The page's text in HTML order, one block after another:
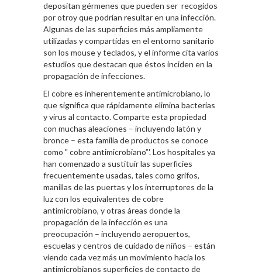
depositan gérmenes que pueden ser recogidos
por otroy que podrían resultar en una infección.
Algunas de las superficies más ampliamente
utilizadas y compartidas en el entorno sanitario
son los mouse y teclados, y el informe cita varios
estudios que destacan que éstos inciden en la
propagación de infecciones.
El cobre es inherentemente antimicrobiano, lo
que significa que rápidamente elimina bacterias
y virus al contacto. Comparte esta propiedad
con muchas aleaciones – incluyendo latón y
bronce – esta familia de productos se conoce
como " cobre antimicrobiano”'. Los hospitales ya
han comenzado a sustituir las superficies
frecuentemente usadas, tales como grifos,
manillas de las puertas y los interruptores de la
luz con los equivalentes de cobre
antimicrobiano, y otras áreas donde la
propagación de la infección es una
preocupación – incluyendo aeropuertos,
escuelas y centros de cuidado de niños – están
viendo cada vez más un movimiento hacia los
antimicrobianos superficies de contacto de